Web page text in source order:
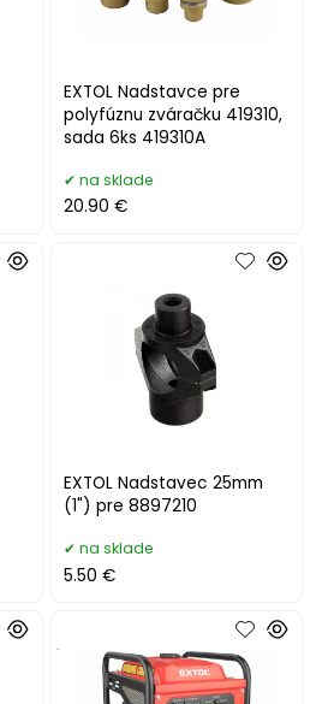
EXTOL Nadstavce pre
polyfúznu zváračku 419310,
sada 6ks 419310A
na sklade
20.90 €
EXTOL Nadstavec 25mm
(1") pre 8897210
na sklade
5.50 €
.